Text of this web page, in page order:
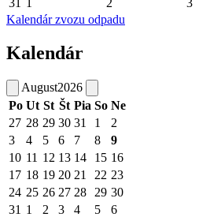
31 1 2 3
Kalendár zvozu odpadu
Kalendár
August2026
Po Ut St Št Pia So Ne
27 28 29 30 31 1
2
3
4 5 6 7 8
9
10 11 12 13 14 15 16
17 18 19 20 21 22 23
24 25 26 27 28 29 30
31 1 2 3 4 5 6